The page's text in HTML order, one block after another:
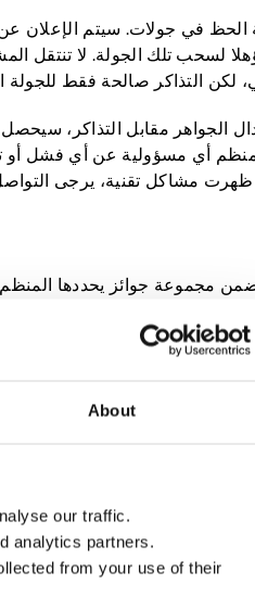
About
our traffic.
analytics partners.
from your use of their
في جولات. سيتم الإعلان عن
لسحب تلك الجولة. لا
لكن التذاكر صالحة فقط
الجواهر مقابل التذاكر،
أي مسؤولية عن أي فشل
ظهرت مشاكل تقنية، يرجى
جوائز يحددها المنظم
مسبقا داخل التطبيق قبل افتتاح
كأرصدة بالدولار الأمريكي
للتبادل، ولا يجوز
داخل التطبيق، وفقا
سحب الفائز، لكنه غير مسؤول
النظام عملية اختيار عشوائية
كل سحب تعتمد فقط على الصدفة